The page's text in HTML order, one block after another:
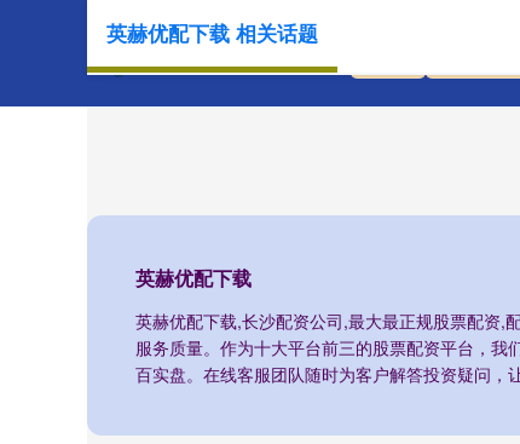
英赫优配下载
英赫优配下载,长沙配资公司,最大最正规股票配资,
服务质量。作为十大平台前三的股票配资平台，
百实盘。在线客服团队随时为客户解答投资疑问，
英赫优配下载 相关话题